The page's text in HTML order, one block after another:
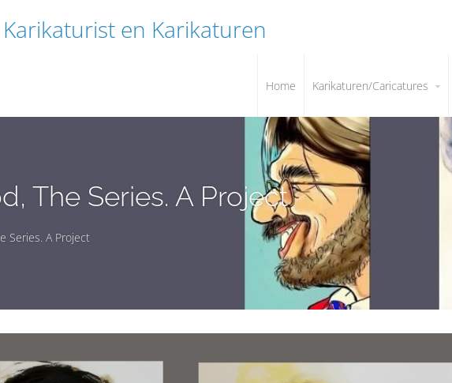
en Karikaturen
Home Karikaturen/Caricatures
The Series. A Project
Series. A Project